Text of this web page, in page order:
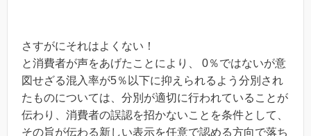
さすがにそれはよくない！
と消費者が声をあげたことにより、 0％ではないが意
図せざる混入率が5％以下に抑えられるよう分別され
たものについては、分別が適切に行われていることが
伝わり、消費者の誤認を招かないことを条件として、
その旨が伝わる新しい表示を任意で認める方向で落ち